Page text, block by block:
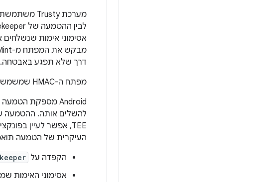
לבין ההטמעה של Gatekeeper ב-Trusty (ה-
דרך שלא תפגע באבטחה.
מפתח ה-HMAC שמשמש לרישום ולאימות סיסמאות נגזר ונשמר רק ב-Gatekeeper.
TEE, אפשר לעיין בפונקציות ובתגובות ב-
העיקרית של הטמעה
הקפדה על
אסימוני האימות